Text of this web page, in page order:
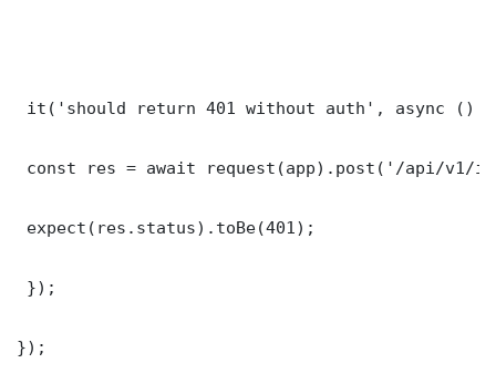
it('should return 401 without auth', async ()
const res = await request(app).post('/api/v1/
expect(res.status).toBe(401);
});
});